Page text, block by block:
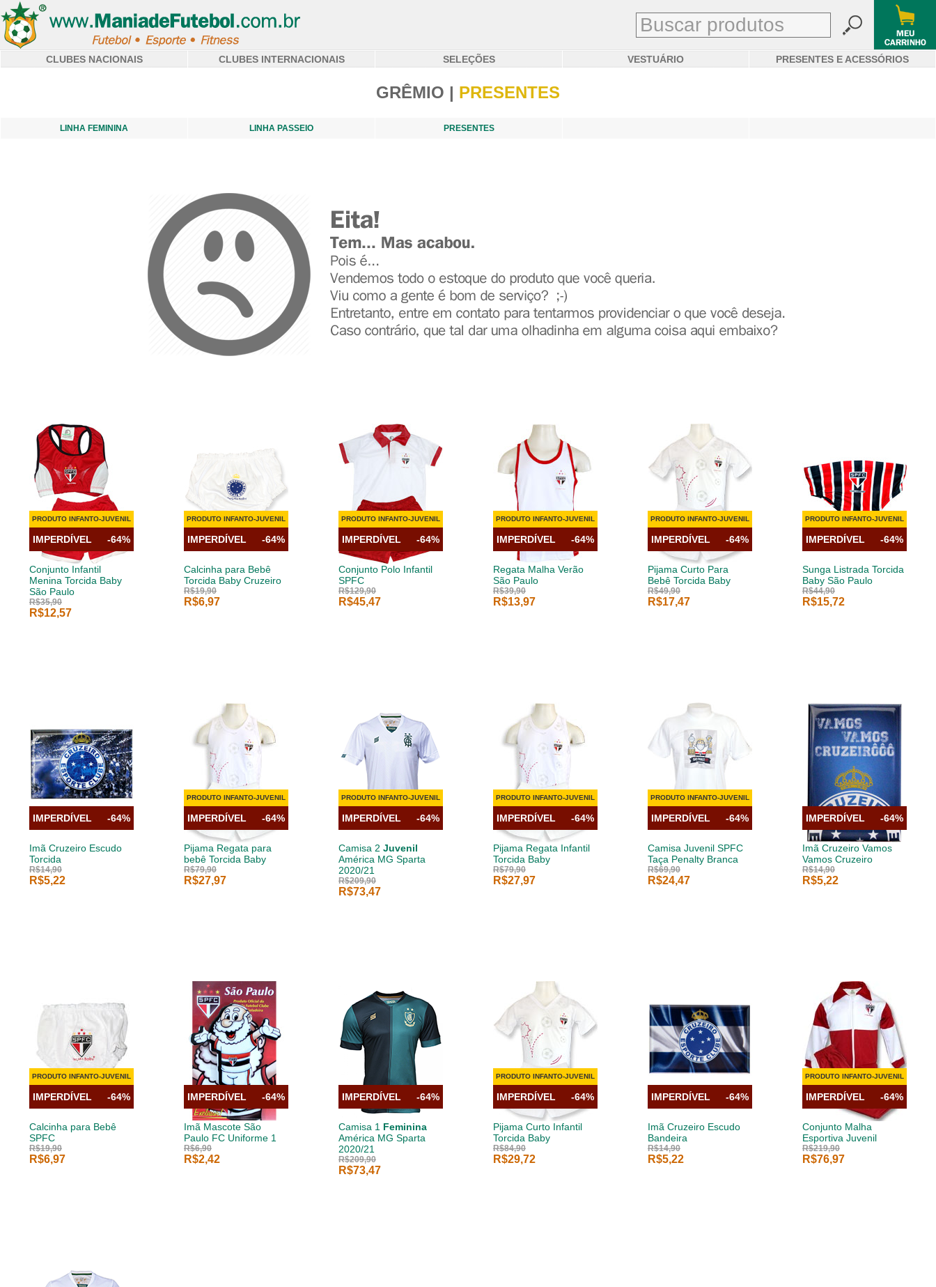
CLUBES NACIONAIS CLUBES INTERNACIONAIS SELEÇÕES VESTUÁRIO PRESENTES E ACESSÓRIOS
GRÊMIO | PRESENTES
LINHA FEMININA LINHA PASSEIO PRESENTES
Conjunto Infantil
Menina Torcida Baby
São Paulo
R$35,90
R$12,57
IMPERDÍVEL -64%
PRODUTO INFANTO-JUVENIL
Calcinha para Bebê
Torcida Baby Cruzeiro
R$19,90
R$6,97
IMPERDÍVEL -64%
PRODUTO INFANTO-JUVENIL
Conjunto Polo Infantil
SPFC
R$129,90
R$45,47
IMPERDÍVEL -64%
PRODUTO INFANTO-JUVENIL
Regata Malha Verão
São Paulo
R$39,90
R$13,97
IMPERDÍVEL -64%
PRODUTO INFANTO-JUVENIL
Pijama Curto Para
Bebê Torcida Baby
R$49,90
R$17,47
IMPERDÍVEL -64%
PRODUTO INFANTO-JUVENIL
Sunga Listrada Torcida
Baby São Paulo
R$44,90
R$15,72
IMPERDÍVEL -64%
PRODUTO INFANTO-JUVENIL
Imã Cruzeiro Escudo
Torcida
R$14,90
R$5,22
IMPERDÍVEL -64%
Pijama Regata para
bebê Torcida Baby
R$79,90
R$27,97
IMPERDÍVEL -64%
PRODUTO INFANTO-JUVENIL
Camisa 2 Juvenil
América MG Sparta
2020/21
R$209,90
R$73,47
IMPERDÍVEL -64%
PRODUTO INFANTO-JUVENIL
Pijama Regata Infantil
Torcida Baby
R$79,90
R$27,97
IMPERDÍVEL -64%
PRODUTO INFANTO-JUVENIL
Camisa Juvenil SPFC
Taça Penalty Branca
R$69,90
R$24,47
IMPERDÍVEL -64%
PRODUTO INFANTO-JUVENIL
Imã Cruzeiro Vamos
Vamos Cruzeiro
R$14,90
R$5,22
IMPERDÍVEL -64%
Calcinha para Bebê
SPFC
R$19,90
R$6,97
IMPERDÍVEL -64%
PRODUTO INFANTO-JUVENIL
Imã Mascote São
Paulo FC Uniforme 1
R$6,90
R$2,42
IMPERDÍVEL -64%
Camisa 1 Feminina
América MG Sparta
2020/21
R$209,90
R$73,47
IMPERDÍVEL -64%
Pijama Curto Infantil
Torcida Baby
R$84,90
R$29,72
IMPERDÍVEL -64%
PRODUTO INFANTO-JUVENIL
Imã Cruzeiro Escudo
Bandeira
R$14,90
R$5,22
IMPERDÍVEL -64%
Conjunto Malha
Esportiva Juvenil
R$219,90
R$76,97
IMPERDÍVEL -64%
PRODUTO INFANTO-JUVENIL